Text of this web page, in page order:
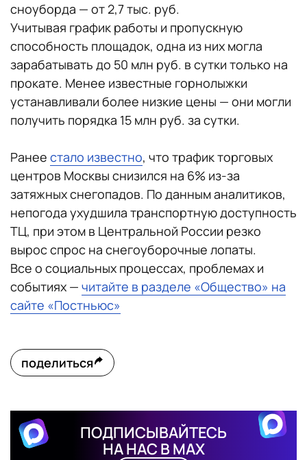
сноуборда — от 2,7 тыс. руб.
Учитывая график работы и пропускную
способность площадок, одна из них могла
зарабатывать до 50 млн руб. в сутки только на
прокате. Менее известные горнолыжки
устанавливали более низкие цены — они могли
получить порядка 15 млн руб. за сутки.
Ранее стало известно, что трафик торговых
центров Москвы снизился на 6% из-за
затяжных снегопадов. По данным аналитиков,
непогода ухудшила транспортную доступность
ТЦ, при этом в Центральной России резко
вырос спрос на снегоуборочные лопаты.
Все о социальных процессах, проблемах и
событиях — читайте в разделе «Общество» на
сайте «Постньюс»
поделиться
ПОДПИСЫВАЙТЕСЬ
НА НАС В MAX